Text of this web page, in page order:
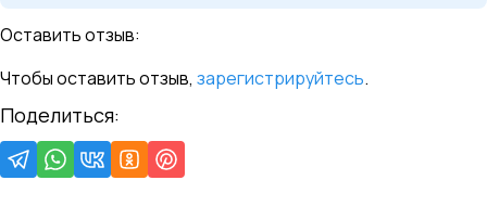
Оставить отзыв:
Чтобы оставить отзыв, зарегистрируйтесь.
Поделиться: